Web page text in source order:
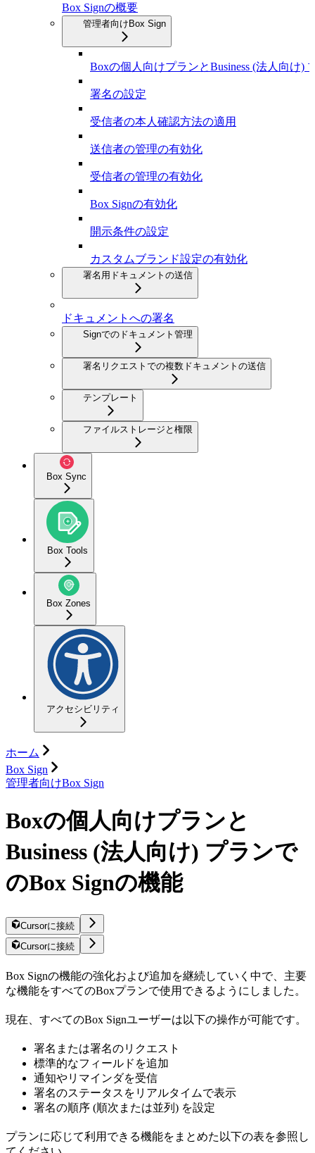
Box Signの概要
管理者向けBox Sign
Boxの個人向けプランとBusiness (法人向け)
署名の設定
受信者の本人確認方法の適用
送信者の管理の有効化
受信者の管理の有効化
Box Signの有効化
開示条件の設定
カスタムブランド設定の有効化
署名用ドキュメントの送信
ドキュメントへの署名
Signでのドキュメント管理
署名リクエストでの複数ドキュメントの送信
テンプレート
ファイルストレージと権限
Box Sync
Box Tools
Box Zones
アクセシビリティ
ホーム
Box Sign
管理者向けBox Sign
Boxの個人向けプランと
Business (法人向け) プランで
のBox Signの機能
Cursorに接続
Cursorに接続
Box Signの機能の強化および追加を継続していく中で、主要
な機能をすべてのBoxプランで使用できるようにしました。
現在、すべてのBox Signユーザーは以下の操作が可能です。
署名または署名のリクエスト
標準的なフィールドを追加
通知やリマインダを受信
署名のステータスをリアルタイムで表示
署名の順序 (順次または並列) を設定
プランに応じて利用できる機能をまとめた以下の表を参照し